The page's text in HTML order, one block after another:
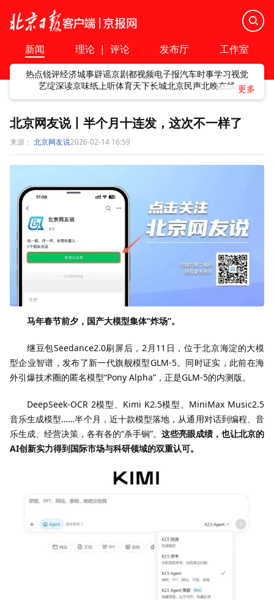
新闻 理论 | 评论 发布厅 工作室
热点锐评经济城事辟谣京剧都视频电子报汽车时事学习视觉
艺绽深读京味纸上听体育天下长城北京民声北晚在线
北京网友说丨半个月十连发，这次不一样了
来源： 北京网友说2026-02-14 16:59
马年春节前夕，国产大模型集体“炸场”。
继豆包Seedance2.0刷屏后，2月11日，位于北京海淀的大模
型企业智谱，发布了新一代旗舰模型GLM-5。同时证实，此前在海
外引爆技术圈的匿名模型“Pony Alpha”，正是GLM-5的内测版。
DeepSeek-OCR 2模型、Kimi K2.5模型、MiniMax Music2.5
音乐生成模型……半个月，近十款模型落地，从通用对话到编程、音
乐生成、经营决策，各有各的“杀手锏”。 这些亮眼成绩，也让北京的
AI创新实力得到国际市场与科研领域的双重认可。